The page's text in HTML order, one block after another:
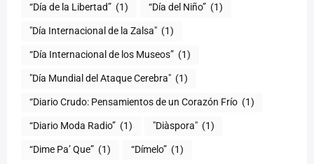
(1) “Día del Niño” (1)
"Día Internacional de la Zalsa" (1)
“Día Internacional de los Museos” (1)
"Día Mundial del Ataque Cerebra" (1)
“Diario Crudo: Pensamientos de un Corazón Frío (1)
“Diario Moda Radio” (1) (1)
“Dime Pa’ Que” (1) “Dímelo” (1)